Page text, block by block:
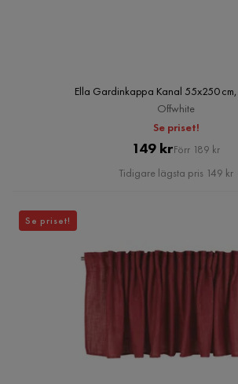
Ella Gardinkappa Kanal 55x250
Offwhite
Se priset!
Pris
149 krOriginal
Pris
Förr 189 kr
Tidigare lägsta pris 149 kr
Se priset!